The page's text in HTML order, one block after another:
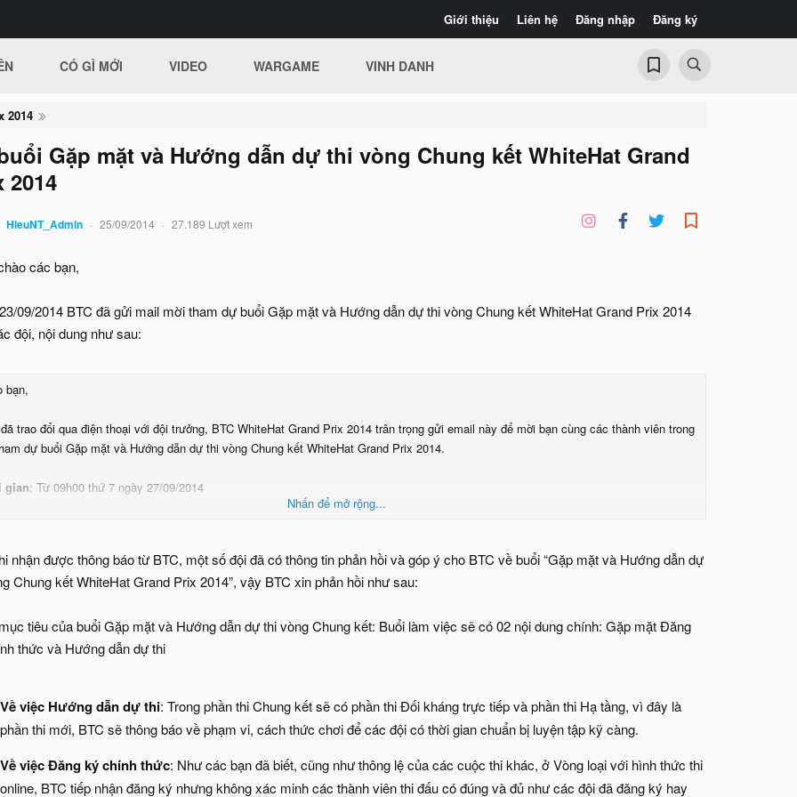
Giới thiệu Liên hệ Đăng nhập Đăng ký
CÓ GÌ MỚI VIDEO WARGAME VINH DANH
2014
Gặp mặt và Hướng dẫn dự thi vòng Chung kết WhiteHat Grand
2014
HieuNT_Admin 25/09/2014 27.189 Lượt xem
các bạn,
09/2014 BTC đã gửi mail mời tham dự buổi Gặp mặt và Hướng dẫn dự thi vòng Chung kết WhiteHat Grand Prix 2014
đội, nội dung như sau:
bạn,
trao đổi qua điện thoại với đội trưởng, BTC WhiteHat Grand Prix 2014 trân trọng gửi email này để mời bạn cùng các thành viên trong
dự buổi Gặp mặt và Hướng dẫn dự thi vòng Chung kết WhiteHat Grand Prix 2014.
gian: Từ 09h00 thứ 7 ngày 27/09/2014
TP Hồ Chí Minh: Tầng 7 tòa nhà Athena 146-148 Cộng Hòa, P.12, Q. Tân Bình, TP HCM
chương trình:
Thăm quan văn phòng Bkav
Trao đổi và hướng dẫn dự thi vòng Chung kết WhiteHat Grand Prix 2014
gặp mặt này là bắt buộc đối với tất cả các đội và thành viên.
thành viên cần gửi 01 ảnh chân dung 4x6 (cm) định dạng HọTên_Đội.JPG/PNG để BTC làm thẻ dự thi trước 14h ngày 25/09/2014.
vấn đề liên quan đến buổi gặp gỡ các đội vui lòng liên hệ với BTC qua số hotline:
0919501696
trọng !
Nhấn để mở rộng...
nhận được thông báo từ BTC, một số đội đã có thông tin phản hồi và góp ý cho BTC về buổi “Gặp mặt và Hướng dẫn dự
Chung kết WhiteHat Grand Prix 2014”, vậy BTC xin phản hồi như sau:
tiêu của buổi Gặp mặt và Hướng dẫn dự thi vòng Chung kết: Buổi làm việc sẽ có 02 nội dung chính: Gặp mặt Đăng
thức và Hướng dẫn dự thi
Về việc Hướng dẫn dự thi: Trong phần thi Chung kết sẽ có phần thi Đối kháng trực tiếp và phần thi Hạ tầng, vì đây là
phần thi mới, BTC sẽ thông báo về phạm vi, cách thức chơi để các đội có thời gian chuẩn bị luyện tập kỹ càng.
Về việc Đăng ký chính thức: Như các bạn đã biết, cũng như thông lệ của các cuộc thi khác, ở Vòng loại với hình thức thi
online, BTC tiếp nhận đăng ký nhưng không xác minh các thành viên thi đấu có đúng và đủ như các đội đã đăng ký hay